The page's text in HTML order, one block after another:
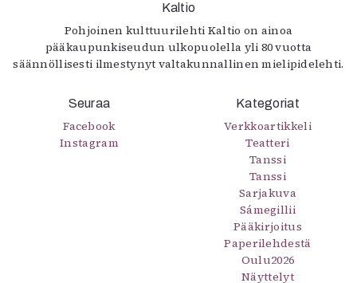
Kaltio
Pohjoinen kulttuurilehti Kaltio on ainoa
pääkaupunkiseudun ulkopuolella yli 80 vuotta
säännöllisesti ilmestynyt valtakunnallinen mielipidelehti.
Seuraa
Facebook
Instagram
Kategoriat
Verkkoartikkeli
Teatteri
Tanssi
Tanssi
Sarjakuva
Sámegillii
Pääkirjoitus
Paperilehdestä
Oulu2026
Näyttelyt